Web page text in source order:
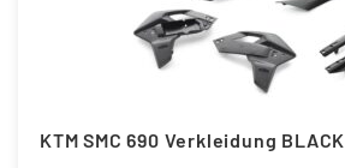
KTM SMC 690 Verkleidung BLACK